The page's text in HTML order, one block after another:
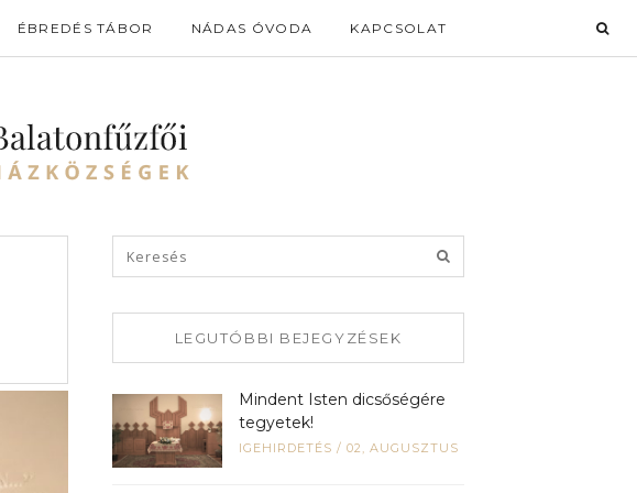
ÉBREDÉS TÁBOR NÁDAS ÓVODA KAPCSOLAT
LEGUTÓBBI BEJEGYZÉSEK
Mindent Isten dicsőségére
tegyetek!
IGEHIRDETÉS / 02, AUGUSZTUS